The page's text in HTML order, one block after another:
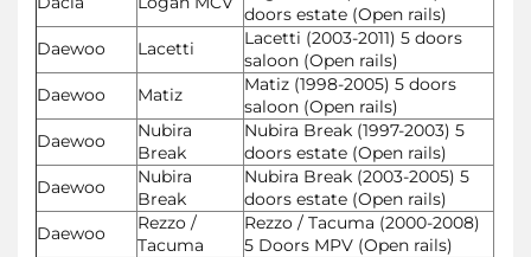
doors estate (Open rails)
Daewoo
Lacetti
Lacetti (2003-2011) 5 doors
saloon (Open rails)
Daewoo
Matiz
Matiz (1998-2005) 5 doors
saloon (Open rails)
Daewoo
Nubira
Break
Nubira Break (1997-2003) 5
doors estate (Open rails)
Daewoo
Nubira
Break
Nubira Break (2003-2005) 5
doors estate (Open rails)
Daewoo
Rezzo /
Tacuma
Rezzo / Tacuma (2000-2008)
5 Doors MPV (Open rails)